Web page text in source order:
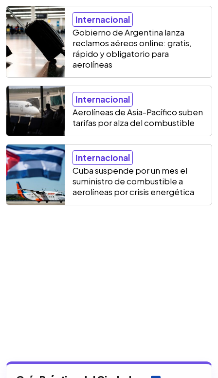
Internacional
Gobierno de Argentina lanza
reclamos aéreos online: gratis,
rápido y obligatorio para
aerolíneas
Internacional
Aerolíneas de Asia-Pacífico suben
tarifas por alza del combustible
Internacional
Cuba suspende por un mes el
suministro de combustible a
aerolíneas por crisis energética